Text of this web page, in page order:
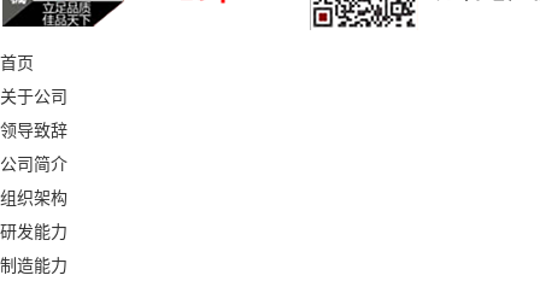
首页
关于公司
领导致辞
公司简介
组织架构
研发能力
制造能力